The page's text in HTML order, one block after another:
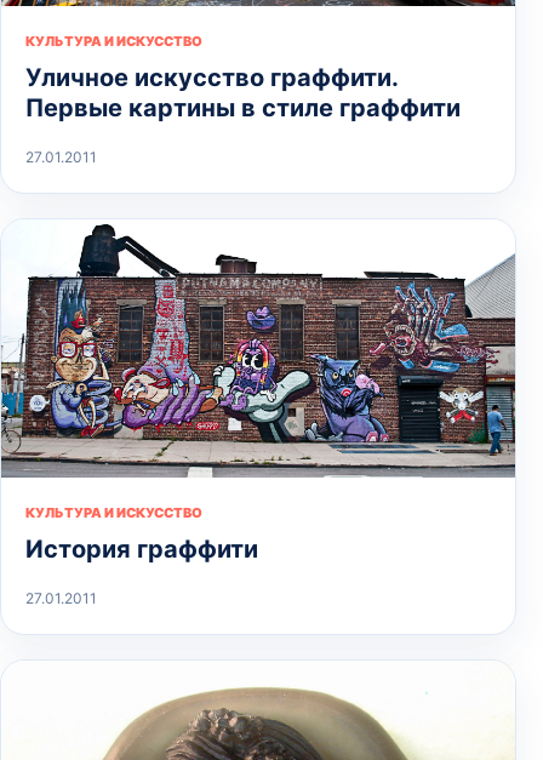
КУЛЬТУРА И ИСКУССТВО
Уличное искусство граффити.
Первые картины в стиле граффити
27.01.2011
КУЛЬТУРА И ИСКУССТВО
История граффити
27.01.2011